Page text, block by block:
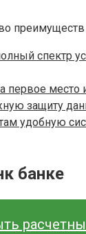
спектр
защиту
удобную
банке